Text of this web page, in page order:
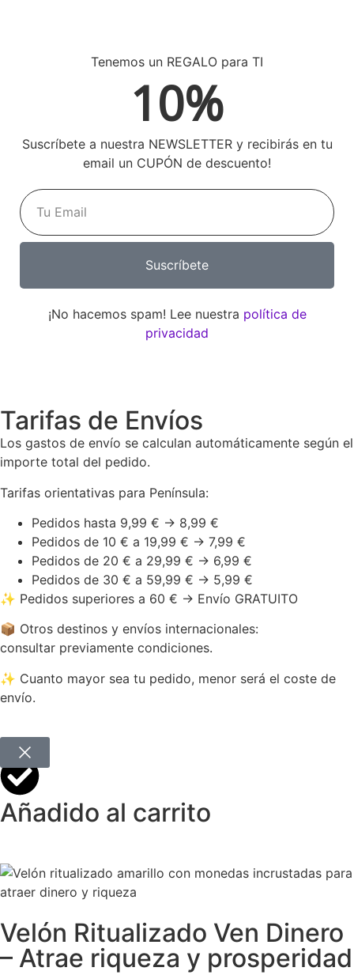
Tenemos un REGALO para TI
10%
Suscríbete a nuestra NEWSLETTER y recibirás en tu
email un CUPÓN de descuento!
Suscríbete
¡No hacemos spam! Lee nuestra política de
privacidad
Tarifas de Envíos
Los gastos de envío se calculan automáticamente según el
importe total del pedido.
Tarifas orientativas para Península:
Pedidos hasta 9,99 € → 8,99 €
Pedidos de 10 € a 19,99 € → 7,99 €
Pedidos de 20 € a 29,99 € → 6,99 €
Pedidos de 30 € a 59,99 € → 5,99 €
✨ Pedidos superiores a 60 € → Envío GRATUITO
📦 Otros destinos y envíos internacionales:
consultar previamente condiciones.
✨ Cuanto mayor sea tu pedido, menor será el coste de
envío.
Añadido al carrito
Velón Ritualizado Ven Dinero
– Atrae riqueza y prosperidad